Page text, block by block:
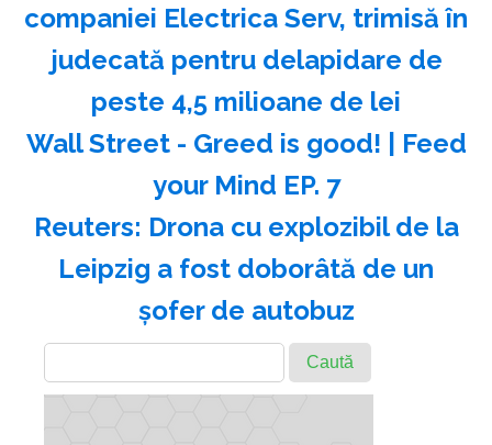
companiei Electrica Serv, trimisă în
judecată pentru delapidare de
peste 4,5 milioane de lei
Wall Street - Greed is good! | Feed
your Mind EP. 7
Reuters: Drona cu explozibil de la
Leipzig a fost doborâtă de un
şofer de autobuz